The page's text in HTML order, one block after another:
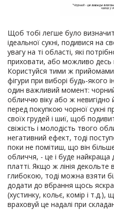
Щоб тобі легше було
ідеальної сукні, подивися на
увагу на ті області, які
приховати, або можливо десь
Користуйся тими ж
фігури при виборі будь-якого
один важливий момент:
обличчю віку або ж невигідно
перед покупкою чорної сукні
своїх грудей і шиї, щоб
свіжість і молодість твого
негативний ефект, тоді
поки не помітиш, що він
обличчя, - це і буде найкраща
платті. Якщо ж лінія
глибокою, тоді можна взяти
додати до вбрання щось
(хустинку, кольє, комір і
враховуй це надалі при